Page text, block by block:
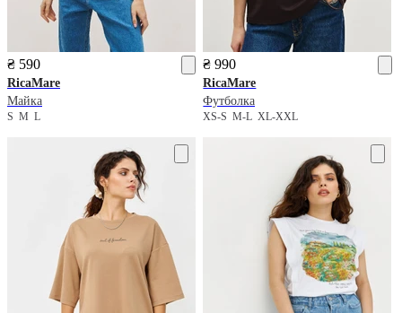
₴ 590
RicaMare
Майка
S M L
₴ 990
RicaMare
Футболка
XS-SM-LXL-XXL